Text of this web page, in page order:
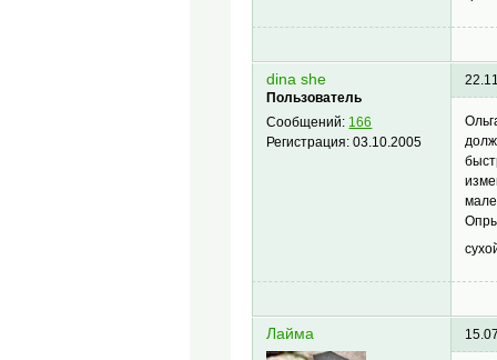
dina she
Пользователь
Сообщений: 166
Регистрация:03.10.2005
Лайма